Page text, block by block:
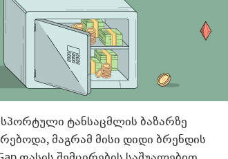
ტანსაცმლის ბაზარზე
მაგრამ მისი დიდი ბრენდის